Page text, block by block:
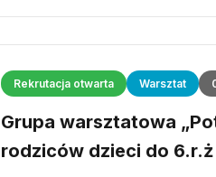
Rekrutacja otwarta Warsztat
Grupa warsztatowa
rodziców dzieci do 6.r.ż